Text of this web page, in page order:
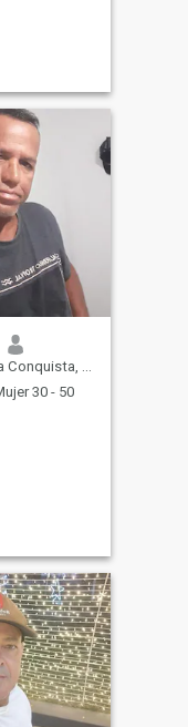
Bahia, Brasil
30 - 50